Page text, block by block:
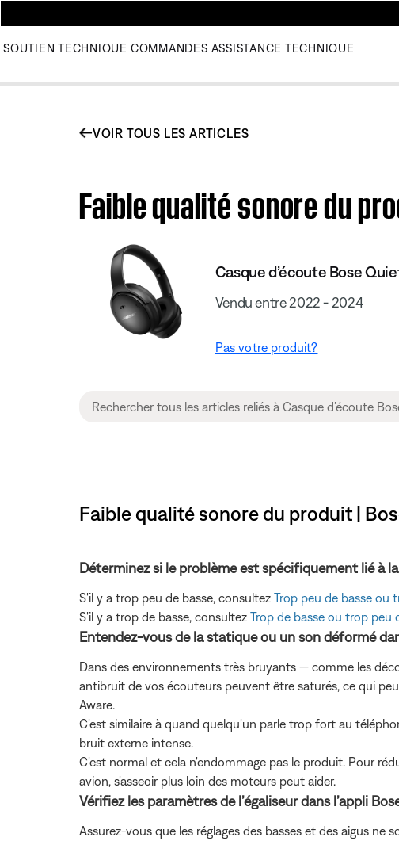
SOUTIEN TECHNIQUE COMMANDES ASSISTANCE TECHNIQUE
VOIR TOUS LES ARTICLES
Faible qualité sonore du
Casque d’écoute Bose
Vendu entre 2022 - 2024
Pas votre produit?
Faible qualité sonore du produit |
Déterminez si le problème est spécifiquement lié à
S'il y a trop peu de basse, consultez Trop peu de basse ou
S'il y a trop de basse, consultez Trop de basse ou trop
Entendez-vous de la statique ou un son déformé
Dans des environnements très bruyants — comme les
antibruit de vos écouteurs peuvent être saturés, ce qui
Aware.
C'est similaire à quand quelqu'un parle trop fort au
bruit externe intense.
C'est normal et cela n'endommage pas le produit. Pour
avion, s'asseoir plus loin des moteurs peut aider.
Vérifiez les paramètres de l’égaliseur dans l’appli
Assurez-vous que les réglages des basses et des aigus